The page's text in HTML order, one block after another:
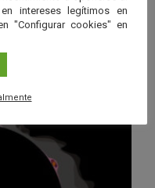
intereses legítimos en
"Configurar cookies" en